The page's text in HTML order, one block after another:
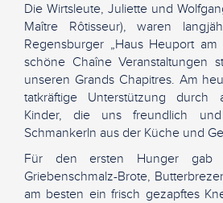
Die Wirtsleute, Juliette und
Maître Rôtisseur), waren
Regensburger „Haus Heuport
schöne Chaîne Veranstaltungen
unseren Grands Chapitres. Am
tatkräftige Unterstützung durch
Kinder, die uns freundlich
Schmankerln aus der Küche und
Für den ersten Hunger gab
Griebenschmalz-Brote,
am besten ein frisch gezapftes